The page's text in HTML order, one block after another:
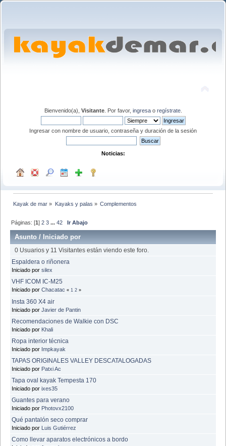
Bienvenido(a), Visitante. Por favor, ingresao regístrate.
Ingresar con nombre de usuario, contraseña y duración de la sesión
Noticias:
Kayak de mar » Kayaks y palas » Complementos
Páginas: [1]2 3 ...42 Ir Abajo
Asunto / Iniciado por
0 Usuarios y 11 Visitantes están viendo este foro.
Espaldera o riñonera
Iniciado por silex
VHF ICOM IC-M25
Iniciado por Chacatac « 1 2 »
Insta 360 X4 air
Iniciado por Javier de Pantin
Recomendaciones de Walkie con DSC
Iniciado por Khali
Ropa interior técnica
Iniciado por Impkayak
TAPAS ORIGINALES VALLEY DESCATALOGADAS
Iniciado por Patxi Ac
Tapa oval kayak Tempesta 170
Iniciado por ixes35
Guantes para verano
Iniciado por Photovx2100
Qué pantalón seco comprar
Iniciado por Luis Gutiérrez
Como llevar aparatos electrónicos a bordo